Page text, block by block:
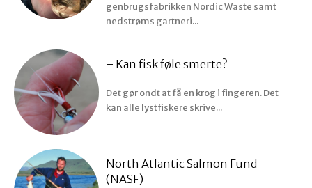
genbrugsfabrikken Nordic Waste samt
nedstrøms gartneri...
– Kan fisk føle smerte?
Det gør ondt at få en krog i fingeren. Det
kan alle lystfiskere skrive...
North Atlantic Salmon Fund
(NASF)